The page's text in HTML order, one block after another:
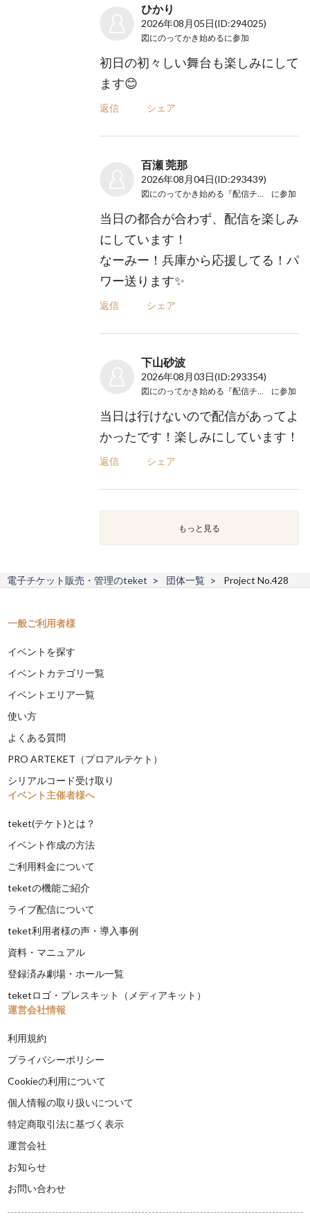
ひかり
2026年08月05日(ID:294025)
図にのってかき始めるに参加
初日の初々しい舞台も楽しみにして
ます😊
返信 シェア
百瀬 莞那
2026年08月04日(ID:293439)
図にのってかき始める『配信チケット』 に参加
当日の都合が合わず、配信を楽しみ
にしています！
なーみー！兵庫から応援してる！パ
ワー送ります✨
返信 シェア
下山砂波
2026年08月03日(ID:293354)
図にのってかき始める『配信チケット』 に参加
当日は行けないので配信があってよ
かったです！楽しみにしています！
返信 シェア
もっと見る
電子チケット販売・管理のteket 団体一覧 Project No.428
一般ご利用者様
イベントを探す
イベントカテゴリ一覧
イベントエリア一覧
使い方
よくある質問
PRO ARTEKET（プロアルテケト）
シリアルコード受け取り
イベント主催者様へ
teket(テケト)とは？
イベント作成の方法
ご利用料金について
teketの機能ご紹介
ライブ配信について
teket利用者様の声・導入事例
資料・マニュアル
登録済み劇場・ホール一覧
teketロゴ・プレスキット（メディアキット）
運営会社情報
利用規約
プライバシーポリシー
Cookieの利用について
個人情報の取り扱いについて
特定商取引法に基づく表示
運営会社
お知らせ
お問い合わせ